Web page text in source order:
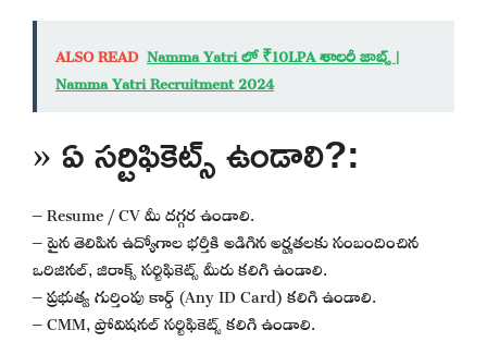
ALSO READ Namma Yatri లో ₹10LPA శాలరీ జాబ్స్ |
Namma Yatri Recruitment 2024
» ఏ సర్టిఫికెట్స్ ఉండాలి?:
– Resume / CV మీ దగ్గర ఉండాలి.
– పైన తెలిపిన ఉద్యోగాల భర్తీకి అడిగిన అర్హతలకు సంబందించిన
ఒరిజినల్, జిరాక్స్ సర్టిఫికెట్స్ మీరు కలిగి ఉండాలి.
– ప్రభుత్వ గుర్తింపు కార్డ్ (Any ID Card) కలిగి ఉండాలి.
– CMM, ప్రోవిషనల్ సర్టిఫికెట్స్ కలిగి ఉండాలి.